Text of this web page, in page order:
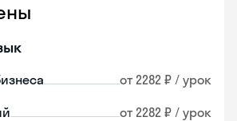
от 2282 ₽ / урок
от 2282 ₽ / урок